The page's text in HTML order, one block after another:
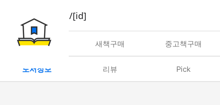
book/rent/[id]
대여 새책구매 중고책구매
도서정보 리뷰 Pick